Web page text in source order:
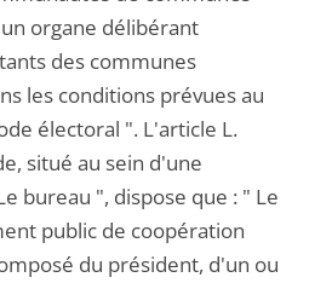
organe délibérant
des communes
les conditions prévues au
électoral ". L'article L.
situé au sein d'une
bureau ", dispose que : " Le
public de coopération
du président, d'un ou